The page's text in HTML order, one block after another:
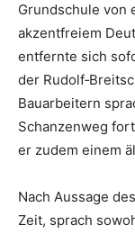
Grundschule von
akzentfreiem
entfernte sich
der
Bauarbeitern
Schanzenweg
er zudem einem
Nach Aussage
Zeit, sprach